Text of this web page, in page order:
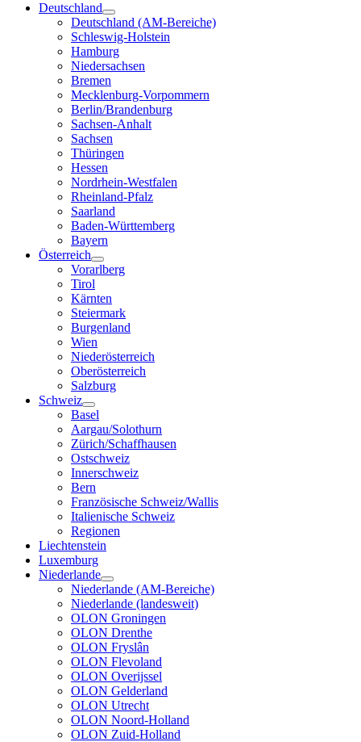
Deutschland
Deutschland (AM-Bereiche)
Schleswig-Holstein
Hamburg
Niedersachsen
Bremen
Mecklenburg-Vorpommern
Berlin/Brandenburg
Sachsen-Anhalt
Sachsen
Thüringen
Hessen
Nordrhein-Westfalen
Rheinland-Pfalz
Saarland
Baden-Württemberg
Bayern
Österreich
Vorarlberg
Tirol
Kärnten
Steiermark
Burgenland
Wien
Niederösterreich
Oberösterreich
Salzburg
Schweiz
Basel
Aargau/Solothurn
Zürich/Schaffhausen
Ostschweiz
Innerschweiz
Bern
Französische Schweiz/Wallis
Italienische Schweiz
Regionen
Liechtenstein
Luxemburg
Niederlande
Niederlande (AM-Bereiche)
Niederlande (landesweit)
OLON Groningen
OLON Drenthe
OLON Fryslân
OLON Flevoland
OLON Overijssel
OLON Gelderland
OLON Utrecht
OLON Noord-Holland
OLON Zuid-Holland